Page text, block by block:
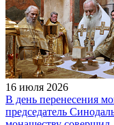
16 июля 2026
В день перенесения
председатель